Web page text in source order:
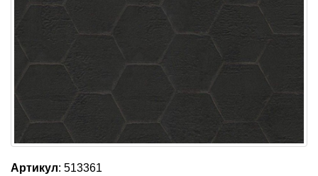
Артикул: 513361